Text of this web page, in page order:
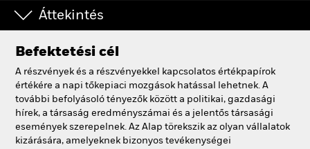
Áttekintés
Befektetési cél
A részvények és a részvényekkel kapcsolatos értékpapírok
értékére a napi tőkepiaci mozgások hatással lehetnek. A
további befolyásoló tényezők között a politikai, gazdasági
hírek, a társaság eredményszámai és a jelentős társasági
események szerepelnek. Az Alap törekszik az olyan vállalatok
kizárására, amelyeknek bizonyos tevékenységei